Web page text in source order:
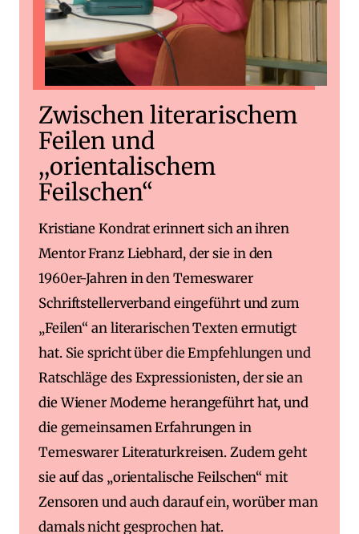
Zwischen literarischem
Feilen und
,,orientalischem
Feilschen“
Kristiane Kondrat erinnert sich an ihren
Mentor Franz Liebhard, der sie in den
1960er-Jahren in den Temeswarer
Schriftstellerverband eingeführt und zum
„Feilen“ an literarischen Texten ermutigt
hat. Sie spricht über die Empfehlungen und
Ratschläge des Expressionisten, der sie an
die Wiener Moderne herangeführt hat, und
die gemeinsamen Erfahrungen in
Temeswarer Literaturkreisen. Zudem geht
sie auf das „orientalische Feilschen“ mit
Zensoren und auch darauf ein, worüber man
damals nicht gesprochen hat.